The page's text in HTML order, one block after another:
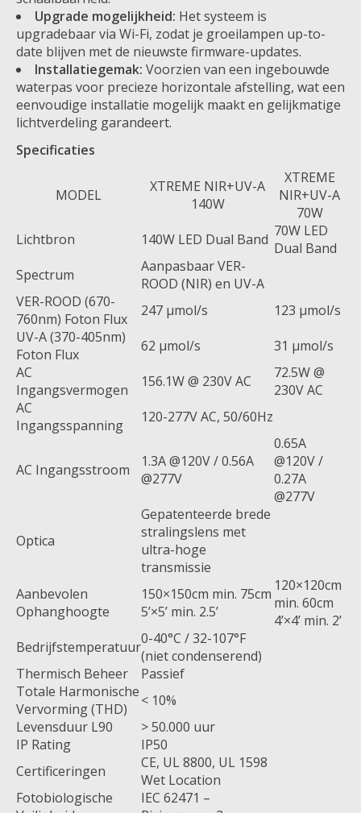
Upgrade mogelijkheid: Het systeem is
upgradebaar via Wi-Fi, zodat je groeilampen up-to-
date blijven met de nieuwste firmware-updates.
Installatiegemak: Voorzien van een ingebouwde
waterpas voor precieze horizontale afstelling, wat een
eenvoudige installatie mogelijk maakt en gelijkmatige
lichtverdeling garandeert.
Specificaties
MODEL
XTREME NIR+UV-A
140W
XTREME
NIR+UV-A
70W
Lichtbron
140W LED Dual Band 70W LED
Dual Band
Spectrum
Aanpasbaar VER-
ROOD (NIR) en UV-A
VER-ROOD (670-
760nm) Foton Flux
247 µmol/s
123 µmol/s
UV-A (370-405nm)
Foton Flux
62 µmol/s
31 µmol/s
AC
Ingangsvermogen
156.1W @ 230V AC
72.5W @
230V AC
AC
Ingangsspanning
120-277V AC, 50/60Hz
AC Ingangsstroom
1.3A @120V / 0.56A
@277V
0.65A
@120V /
0.27A
@277V
Optica
Gepatenteerde brede
stralingslens met
ultra-hoge
transmissie
Aanbevolen
Ophanghoogte
150×150cm min. 75cm
5’×5’ min. 2.5’
120×120cm
min. 60cm
4’×4’ min. 2’
Bedrijfstemperatuur0-40°C / 32-107°F
(niet condenserend)
Thermisch Beheer
Passief
Totale Harmonische
Vervorming (THD)
< 10%
Levensduur L90
> 50.000 uur
IP Rating
IP50
Certificeringen
CE, UL 8800, UL 1598
Wet Location
Fotobiologische
IEC 62471 –